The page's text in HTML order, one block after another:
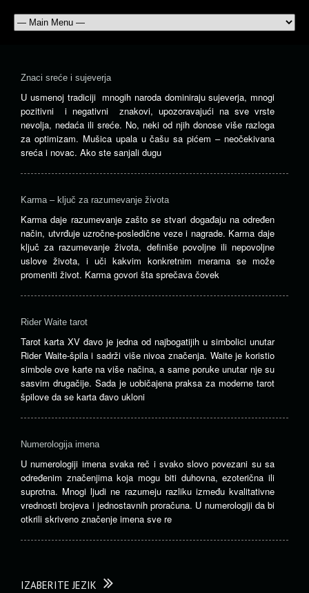
Znaci sreće i sujeverja
U usmenoj tradiciji mnogih naroda dominiraju sujeverja, mnogi
pozitivni i negativni znakovi, upozoravajući na sve vrste
nevolja, nedaća ili sreće. No, neki od njih donose više razloga
za optimizam. Mušica upala u čašu sa pićem – neočekivana
sreća i novac. Ako ste sanjali dugu
Karma – ključ za razumevanje života
Karma daje razumevanje zašto se stvari događaju na određen
način, utvrđuje uzročne-posledične veze i nagrade. Karma daje
ključ za razumevanje života, definiše povoljne ili nepovoljne
uslove života, i uči kakvim konkretnim merama se može
promeniti život. Karma govori šta sprečava čovek
Rider Waite tarot
Tarot karta XV đavo je jedna od najbogatijih u simbolici unutar
Rider Waite-špila i sadrži više nivoa značenja. Waite je koristio
simbole ove karte na više načina, a same poruke unutar nje su
sasvim drugačije. Sada je uobičajena praksa za moderne tarot
špilove da se karta đavo ukloni
Numerologija imena
U numerologiji imena svaka reč i svako slovo povezani su sa
određenim značenjima koja mogu biti duhovna, ezoterična ili
suprotna. Mnogi ljudi ne razumeju razliku između kvalitativne
vrednosti brojeva i jednostavnih proračuna. U numerologiji da bi
otkrili skriveno značenje imena sve re
IZABERITE JEZIK